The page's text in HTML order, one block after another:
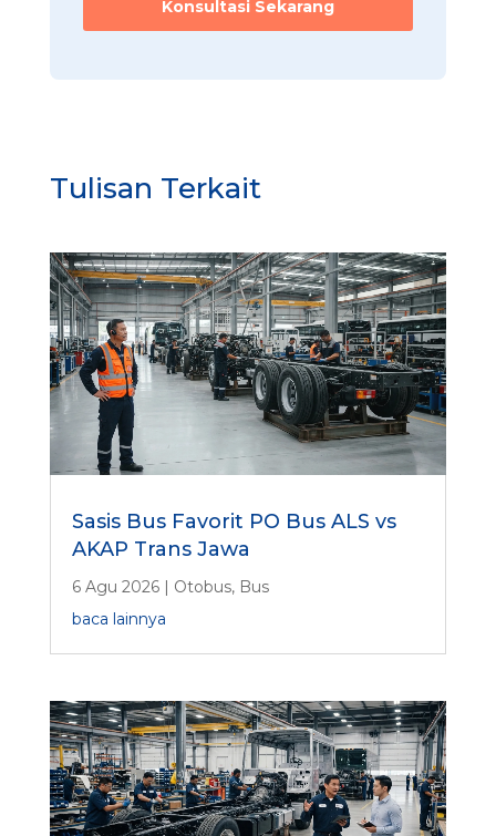
Konsultasi Sekarang
Tulisan Terkait
Sasis Bus Favorit PO Bus ALS vs
AKAP Trans Jawa
6 Agu 2026| Otobus, Bus
baca lainnya